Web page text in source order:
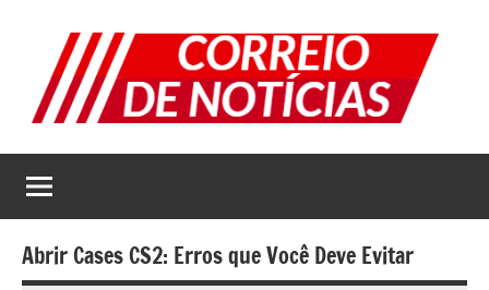
conteúdo
Correio
de
Notícias
as
melhores
notícias
Abrir Cases CS2: Erros que Você Deve Evitar